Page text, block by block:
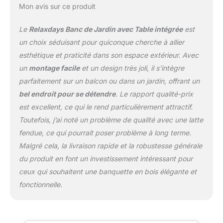
Mon avis sur ce produit
Le Relaxdays Banc de Jardin avec Table intégréeest
un choix séduisant pour quiconque cherche à allier
esthétique et praticité dans son espace extérieur. Avec
un montage facileet un design très joli, il s’intègre
parfaitement sur un balcon ou dans un jardin, offrant un
bel endroit pour se détendre. Le rapport qualité-prix
est excellent, ce qui le rend particulièrement attractif.
Toutefois, j’ai noté un problème de qualité avec une latte
fendue, ce qui pourrait poser problème à long terme.
Malgré cela, la livraison rapide et la robustesse générale
du produit en font un investissement intéressant pour
ceux qui souhaitent une banquette en bois élégante et
fonctionnelle.